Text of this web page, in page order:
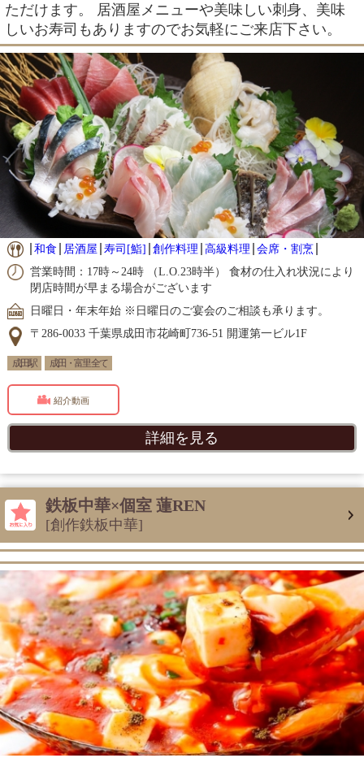
ただけます。 居酒屋メニューや美味しい刺身、美味
しいお寿司もありますのでお気軽にご来店下さい。
和食 居酒屋 寿司[鮨] 創作料理 高級料理 会席・割烹
営業時間：17時～24時 （L.O.23時半） 食材の仕入れ状況により
閉店時間が早まる場合がございます
日曜日・年末年始 ※日曜日のご宴会のご相談も承ります。
〒286-0033 千葉県成田市花崎町736-51 開運第一ビル1F
成田駅 成田・富里 全て
紹介動画
詳細を見る
鉄板中華×個室 蓮REN
[創作鉄板中華]